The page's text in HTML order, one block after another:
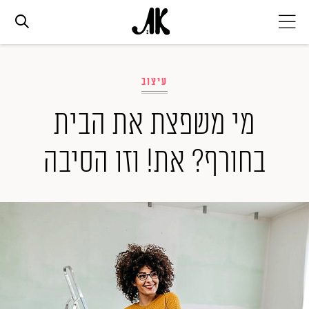
אופנה
ביוטי
סלבס
ערוצים נוספים
המגזין
עיצוב
מי משפצת את הבית
בחורף? את! וזו הסיבה